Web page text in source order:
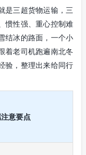
是三超货物运输，三
惯性强、重心控制难
结冰的路面，一个小
着老司机跑遍南北冬
验，整理出来给同行
意要点